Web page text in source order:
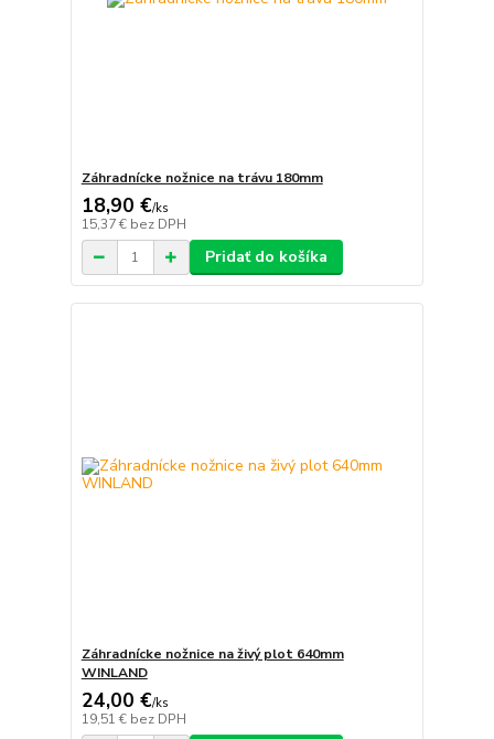
Záhradnícke nožnice na trávu 180mm
18,90 €/ks
15,37 € bez DPH
Pridať do košíka
Záhradnícke nožnice na živý plot 640mm
WINLAND
24,00 €/ks
19,51 € bez DPH